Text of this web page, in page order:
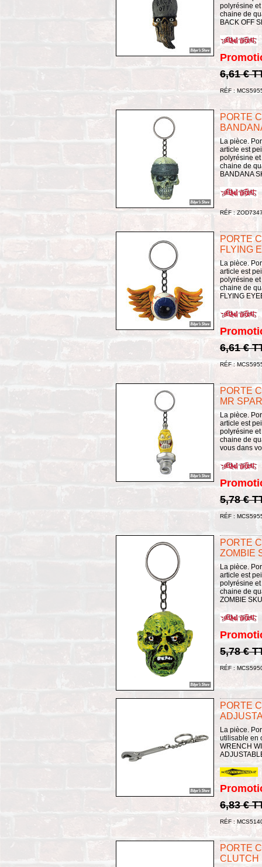
polyrésine
chaine de
BACK OFF
6,61 €
RÉF :
PORTE
La pièce.
article est
polyrésine
chaine de
BANDANA
RÉF :
PORTE
FLYING
La pièce.
article est
polyrésine
chaine de
FLYING
6,61 €
RÉF :
PORTE
MR
La pièce.
article est
polyrésine
chaine de
vous dans
5,78 €
RÉF :
PORTE
ZOMBIE
La pièce.
article est
polyrésine
chaine de
ZOMBIE
5,78 €
RÉF :
PORTE
La pièce.
utilisable en
WRENCH
6,83 €
RÉF :
PORTE
CLUTCH